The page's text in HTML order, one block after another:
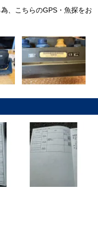
、こちらのGPS・魚探をお